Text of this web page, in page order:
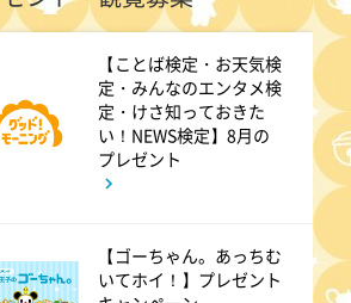
しあわせのたね。
午前 10:00
題名のない音楽会「背筋も凍
る!恐怖を感じる音楽会」
午前 10:30
【ことば検定・お天気検
定・みんなのエンタメ検
定・けさ知っておきた
い！NEWS検定】8月の
プレゼント
【ゴーちゃん。あっちむ
いてホイ！】プレゼント